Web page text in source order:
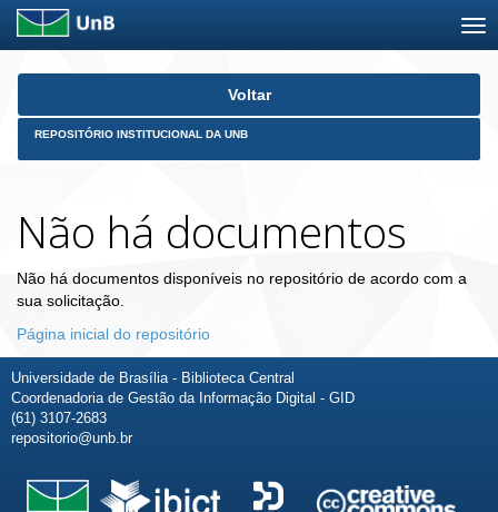
Skip
Voltar
REPOSITÓRIO INSTITUCIONAL DA UNB
Não há documentos
Não há documentos disponíveis no repositório de acordo com a
sua solicitação.
Página inicial do repositório
Universidade de Brasília - Biblioteca Central
Coordenadoria de Gestão da Informação Digital - GID
(61) 3107-2683
repositorio@unb.br